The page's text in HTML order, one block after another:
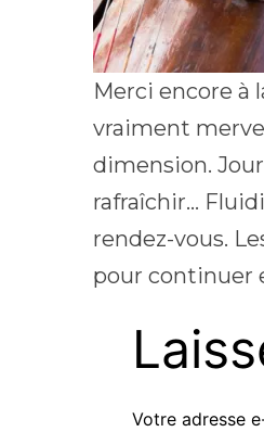
Merci encore à
vraiment
dimension.
rafraîchir…
rendez-vous.
pour continuer
Votre adresse